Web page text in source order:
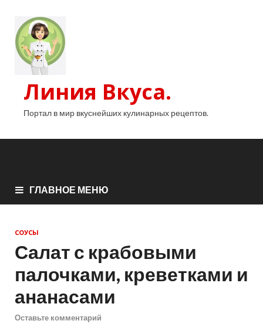
Линия Вкуса.
Портал в мир вкуснейших кулинарных рецептов.
ГЛАВНОЕ МЕНЮ
СОУСЫ
Салат с крабовыми
палочками, креветками и
ананасами
Оставьте комментарий